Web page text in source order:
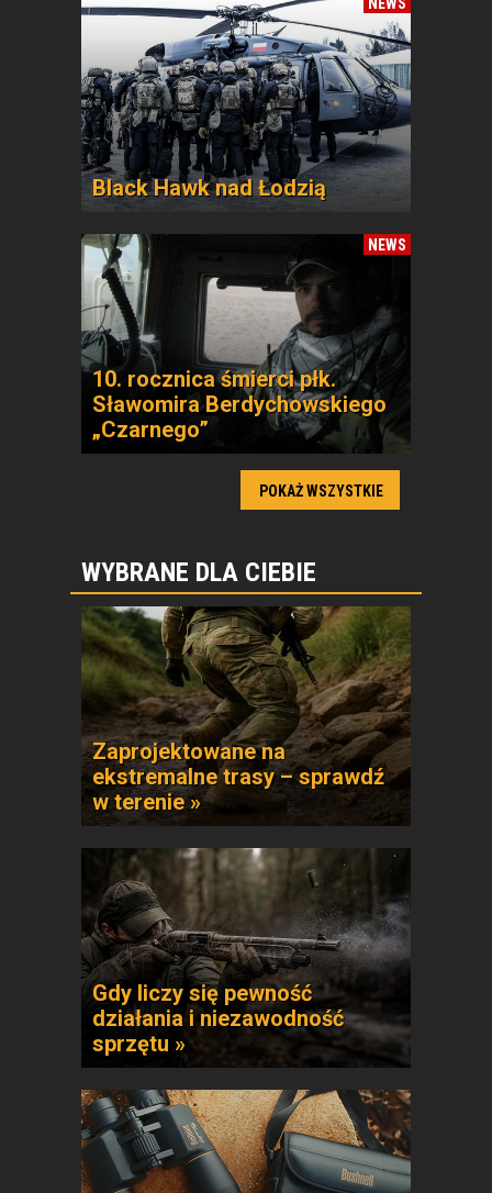
Black Hawk nad Łodzią
NEWS
10. rocznica śmierci płk.
Sławomira Berdychowskiego
„Czarnego”
POKAŻ WSZYSTKIE
WYBRANE DLA CIEBIE
Zaprojektowane na
ekstremalne trasy – sprawdź
w terenie »
Gdy liczy się pewność
działania i niezawodność
sprzętu »